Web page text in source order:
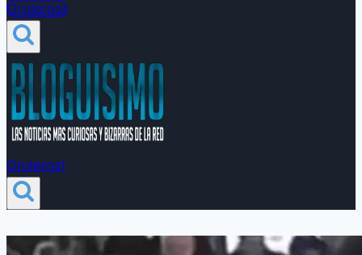
Groleros!
Groleros!